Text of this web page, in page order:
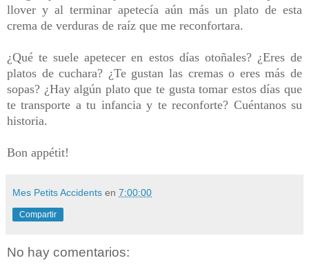
llover y al terminar apetecía aún más un plato de esta
crema de verduras de raíz que me reconfortara.
¿Qué te suele apetecer en estos días otoñales? ¿Eres de
platos de cuchara? ¿Te gustan las cremas o eres más de
sopas? ¿Hay algún plato que te gusta tomar estos días que
te transporte a tu infancia y te reconforte? Cuéntanos su
historia.
Bon appétit!
Mes Petits Accidents en 7:00:00
Compartir
No hay comentarios: